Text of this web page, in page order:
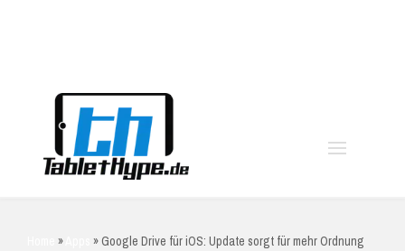
» »Google Drive für iOS: Update sorgt für mehr Ordnung